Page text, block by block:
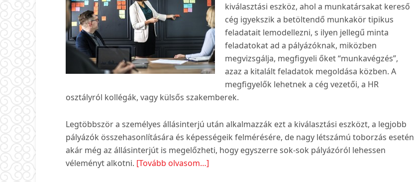
kiválasztási eszköz, ahol a munkatársakat kereső
cég igyekszik a betöltendő munkakör tipikus
feladatait lemodellezni, s ilyen jellegű minta
feladatokat ad a pályázóknak, miközben
megvizsgálja, megfigyeli őket “munkavégzés”,
azaz a kitalált feladatok megoldása közben. A
megfigyelők lehetnek a cég vezetői, a HR
osztályról kollégák, vagy külsős szakemberek.
Legtöbbször a személyes állásinterjú után alkalmazzák ezt a kiválasztási eszközt, a legjobb
pályázók összehasonlítására és képességeik felmérésére, de nagy létszámú toborzás esetén
akár még az állásinterjút is megelőzheti, hogy egyszerre sok-sok pályázóról lehessen
véleményt alkotni. [Tovább olvasom…]